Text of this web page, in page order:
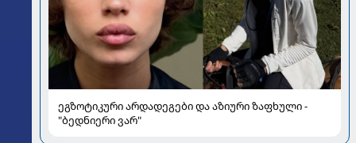
ეგზოტიკური არდადეგები და აზიური ზაფხული -
"ბედნიერი ვარ"